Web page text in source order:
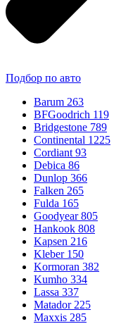
Подбор по авто
Barum 263
BFGoodrich 119
Bridgestone 789
Continental 1225
Cordiant 93
Debica 86
Dunlop 366
Falken 265
Fulda 165
Goodyear 805
Hankook 808
Kapsen 216
Kleber 150
Kormoran 382
Kumho 334
Lassa 337
Matador 225
Maxxis 285